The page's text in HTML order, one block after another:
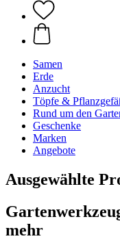
Samen
Erde
Anzucht
Töpfe &
Rund um den
Geschenke
Marken
Angebote
Ausgewählte
mehr